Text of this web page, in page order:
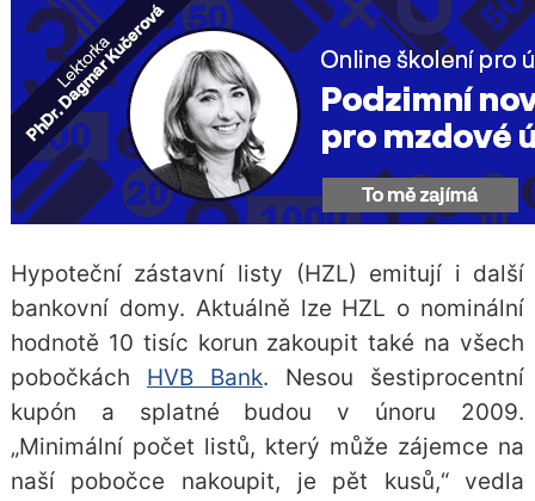
Hypoteční zástavní listy (HZL) emitují i další
bankovní domy. Aktuálně lze HZL o nominální
hodnotě 10 tisíc korun zakoupit také na všech
pobočkách HVB Bank. Nesou šestiprocentní
kupón a splatné budou v únoru 2009.
„Minimální počet listů, který může zájemce na
naší pobočce nakoupit, je pět kusů,“ vedla